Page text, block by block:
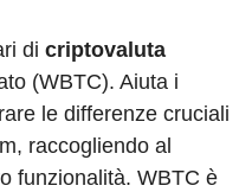
di criptovaluta
(WBTC). Aiuta i
le differenze cruciali
raccogliendo al
funzionalità. WBTC è